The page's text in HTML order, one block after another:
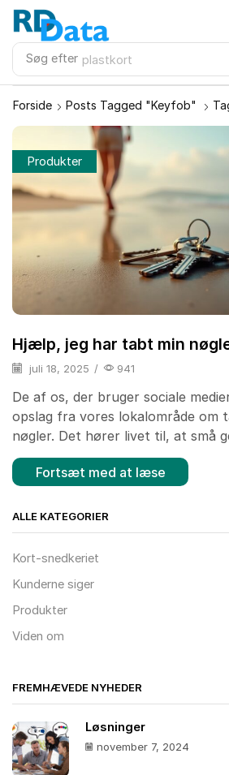
Søg efter plastkort
Forside Posts Tagged "keyfob"
Produkter
Hjælp, jeg har tabt min
juli 18, 2025 / 941
De af os, der bruger sociale
opslag fra vores lokalområde om
nøgler. Det hører livet til, at små
Fortsæt med at læse
ALLE KATEGORIER
Kort-snedkeriet
Kunderne siger
Produkter
Viden om
FREMHÆVEDE NYHEDER
Løsninger
november 7, 2024